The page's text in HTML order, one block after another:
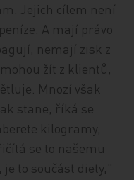
Jejich cílem není
A mají právo
nemají zisk z
žít z klientů,
Mnozí však
stane, říká se
kilogramy,
se to našemu
to součást diety,"